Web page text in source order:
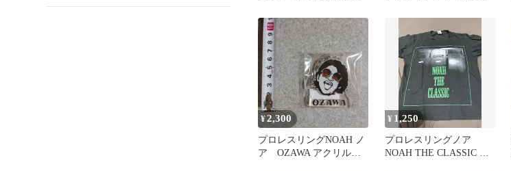
¥2,300
プロレスリングNOAH ノ
ア OZAWA アクリルキ
¥ 1,250
プロレスリングノア
NOAH THE CLASSIC プ